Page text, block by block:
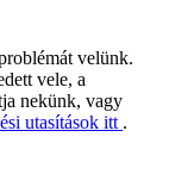
velünk.
vele, a
nekünk, vagy
utasítások itt .